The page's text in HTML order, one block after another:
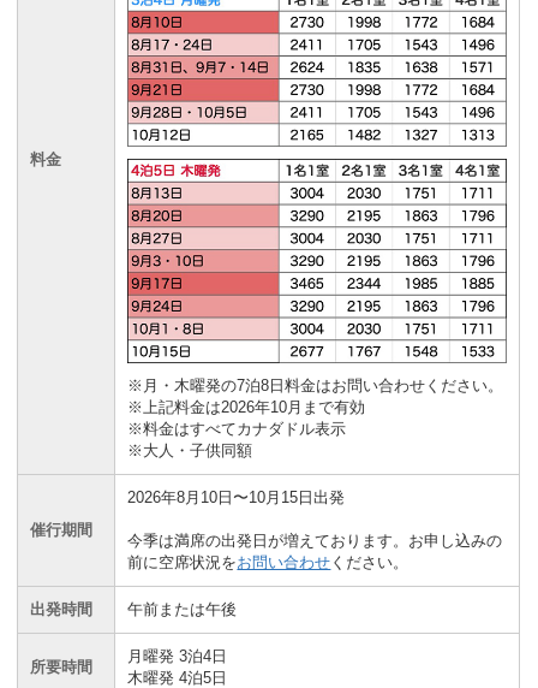
料金
※月・木曜発の7泊8日料金はお問い合わせください。
※上記料金は2026年10月まで有効
※料金はすべてカナダドル表示
※大人・子供同額
催行期間
2026年8月10日〜10月15日出発
今季は満席の出発日が増えております。お申し込みの
前に空席状況をお問い合わせ ください。
出発時間 午前または午後
所要時間
月曜発 3泊4日
木曜発 4泊5日